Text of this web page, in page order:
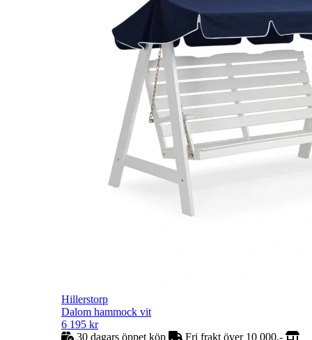
Hillerstorp
Dalom hammock vit
6 195 kr
30 dagars öppet köp
Fri frakt över 10 000,-